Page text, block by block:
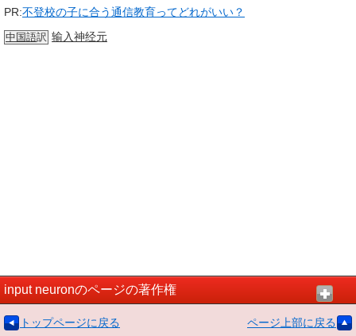
PR:不登校の子に合う通信教育ってどれがいい？
中国語訳 输入神经元
input neuronのページの著作権
トップページに戻る ページ上部に戻る